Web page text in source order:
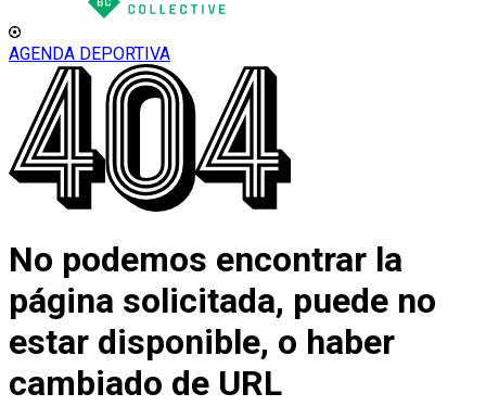
AGENDA DEPORTIVA
No podemos encontrar la
página solicitada, puede no
estar disponible, o haber
cambiado de URL